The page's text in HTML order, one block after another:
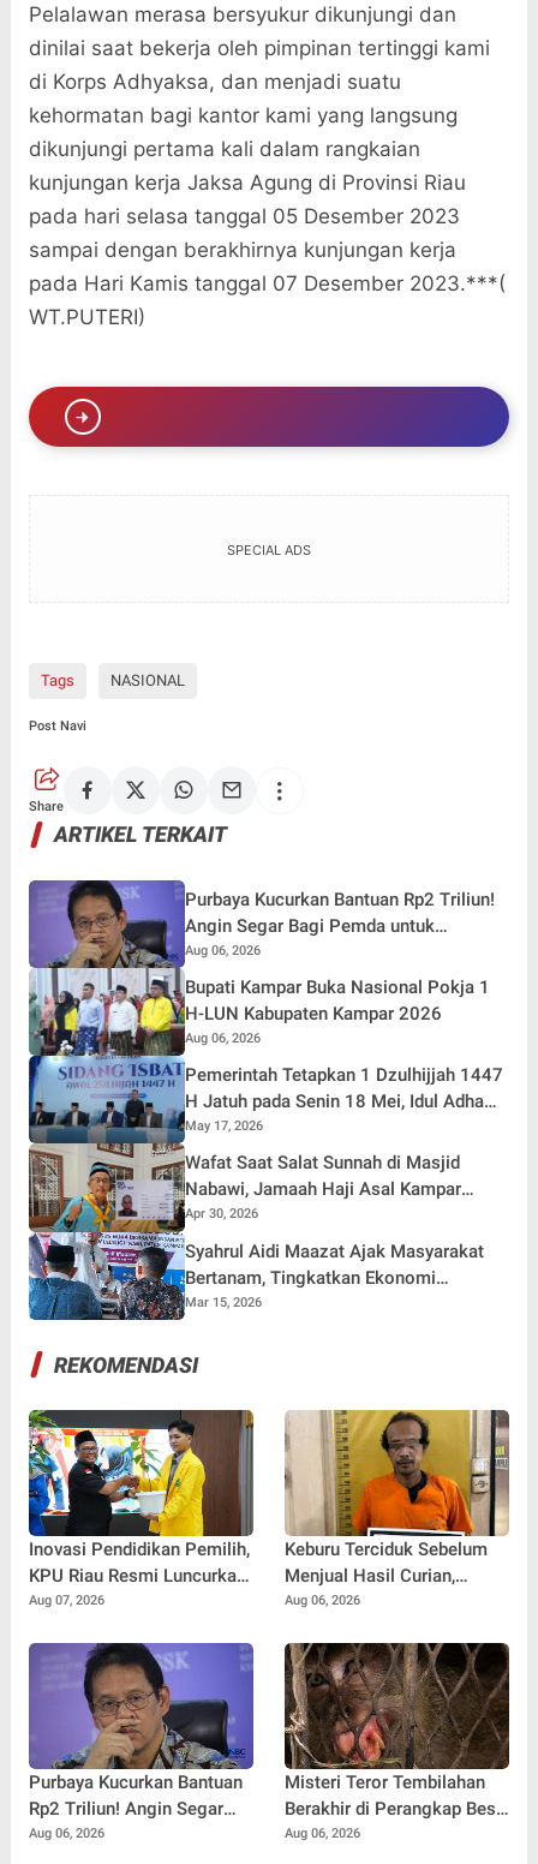
Pelalawan merasa bersyukur dikunjungi dan
dinilai saat bekerja oleh pimpinan tertinggi kami
di Korps Adhyaksa, dan menjadi suatu
kehormatan bagi kantor kami yang langsung
dikunjungi pertama kali dalam rangkaian
kunjungan kerja Jaksa Agung di Provinsi Riau
pada hari selasa tanggal 05 Desember 2023
sampai dengan berakhirnya kunjungan kerja
pada Hari Kamis tanggal 07 Desember 2023.***(
WT.PUTERI)
SPECIAL ADS
Tags NASIONAL
Post Navi
Share
ARTIKEL TERKAIT
Purbaya Kucurkan Bantuan Rp2 Triliun!
Angin Segar Bagi Pemda untuk
Tuntaskan Tunggakan Gaji Pegawai
Aug 06, 2026
Bupati Kampar Buka Nasional Pokja 1
H-LUN Kabupaten Kampar 2026
Aug 06, 2026
Pemerintah Tetapkan 1 Dzulhijjah 1447
H Jatuh pada Senin 18 Mei, Idul Adha
27 Mei 2026
May 17, 2026
Wafat Saat Salat Sunnah di Masjid
Nabawi, Jamaah Haji Asal Kampar
Berpulang ke Rahmatullah
Apr 30, 2026
Syahrul Aidi Maazat Ajak Masyarakat
Bertanam, Tingkatkan Ekonomi
Sekaligus Jalankan Perintah Rasul
Mar 15, 2026
REKOMENDASI
Inovasi Pendidikan Pemilih,
KPU Riau Resmi Luncurkan
Sekolah Pemilu Hijau 2026
Aug 07, 2026
Keburu Terciduk Sebelum
Menjual Hasil Curian,
Maling Kantor Balai
Diringkus
Aug 06, 2026
Purbaya Kucurkan Bantuan
Rp2 Triliun! Angin Segar
Bagi Pemda untuk
Aug 06, 2026
Misteri Teror Tembilahan
Berakhir di Perangkap Besi,
Tapi Mungkinkah Ada
Aug 06, 2026